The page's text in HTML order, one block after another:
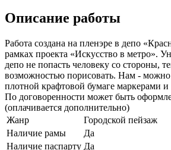
Описание работы
Работа создана на пленэре в депо
рамках проекта «Искусство в метро».
депо не попасть человеку со стороны,
возможностью порисовать. Нам -
плотной крафтовой бумаге маркерами
По договоренности может быть
(оплачивается дополнительно)
Жанр
Городской пейзаж
Наличие рамы
Да
Наличие паспарту Да